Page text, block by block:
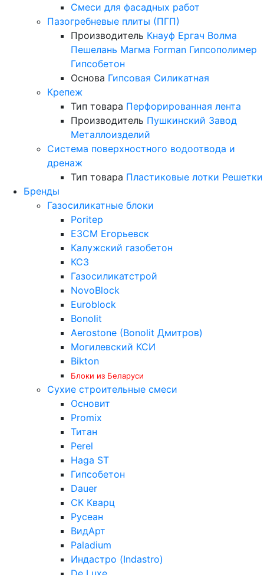
Смеси для фасадных работ
Пазогребневые плиты (ПГП)
Производитель Кнауф Ергач Волма
Пешелань Магма Forman Гипсополимер
Гипсобетон
Основа Гипсовая Силикатная
Крепеж
Тип товара Перфорированная лента
Производитель Пушкинский Завод
Металлоизделий
Система поверхностного водоотвода и
дренаж
Тип товара Пластиковые лотки Решетки
Бренды
Газосиликатные блоки
Poritep
ЕЗСМ Егорьевск
Калужский газобетон
КСЗ
Газосиликатстрой
NovoBlock
Euroblock
Bonolit
Aerostone (Bonolit Дмитров)
Могилевский КСИ
Bikton
Блоки из Беларуси
Сухие строительные смеси
Основит
Promix
Титан
Perel
Haga ST
Гипсобетон
Dauer
СК Кварц
Русеан
ВидАрт
Paladium
Индастро (Indastro)